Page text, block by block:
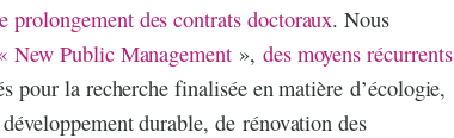
prolongement des contrats doctoraux. Nous
New Public Management », des moyens récurrents
pour la recherche finalisée en matière d’écologie,
durable, de rénovation des